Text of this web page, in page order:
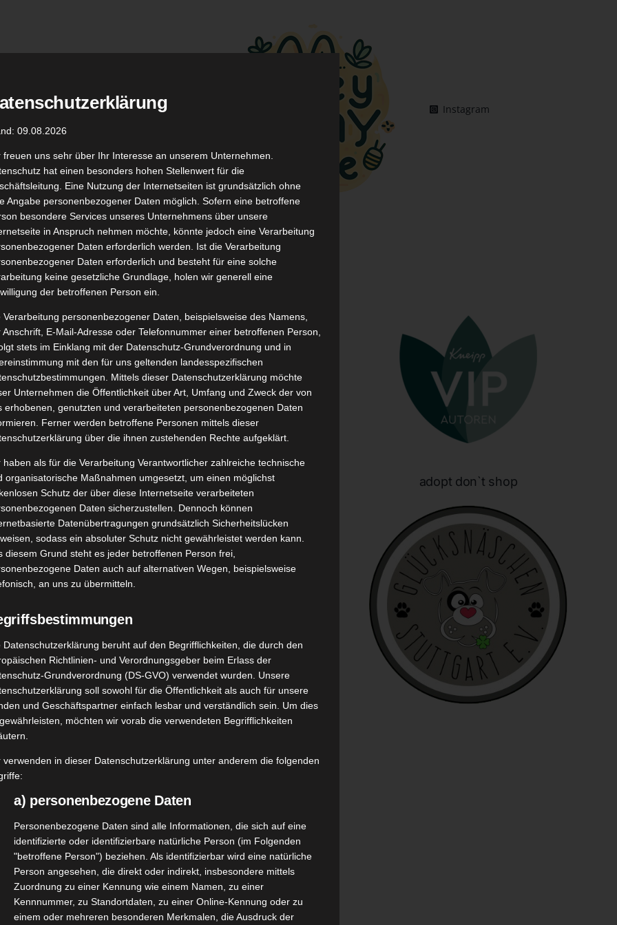
Düfte Coupon Codes Instagram
TikTok YouTube Kontakt
Kneipp Magnesium Gummies
März 4, 2025 | Alltagshelfer,Gesundheit,Kneipp VIP,
Nahrungsergänzung
Produktvorstellungen Vegan Wellness
Weiterlesen
Sommerhanf Demeter Bio CBD-Öl
April 6, 2023 | Beauty ,Bio,CBD,Haut,Pflege,
Produktvorstellungen
Vegan Wellness
Weiterlesen
Nahrungsergänzungsmittel Januar
Januar 7, 2023 Gesundheit,
Produktvorstellungen,Vegan
adopt don`t shop
09.08.2026
freuen uns sehr über Ihr Interesse an unserem Unternehmen.
hat einen besonders hohen Stellenwert für die
Eine Nutzung der Internetseiten ist grundsätzlich ohne
Angabe personenbezogener Daten möglich. Sofern eine betroffene
besondere Services unseres Unternehmens über unsere
in Anspruch nehmen möchte, könnte jedoch eine Verarbeitung
Daten erforderlich werden. Ist die Verarbeitung
Daten erforderlich und besteht für eine solche
keine gesetzliche Grundlage, holen wir generell eine
der betroffenen Person ein.
Verarbeitung personenbezogener Daten, beispielsweise des Namens,
Anschrift, E-Mail-Adresse oder Telefonnummer einer betroffenen Person,
stets im Einklang mit der Datenschutz-Grundverordnung und in
mit den für uns geltenden landesspezifischen
Mittels dieser Datenschutzerklärung möchte
Unternehmen die Öffentlichkeit über Art, Umfang und Zweck der von
erhobenen, genutzten und verarbeiteten personenbezogenen Daten
Ferner werden betroffene Personen mittels dieser
über die ihnen zustehenden Rechte aufgeklärt.
haben als für die Verarbeitung Verantwortlicher zahlreiche technische
organisatorische Maßnahmen umgesetzt, um einen möglichst
Schutz der über diese Internetseite verarbeiteten
Daten sicherzustellen. Dennoch können
Datenübertragungen grundsätzlich Sicherheitslücken
sodass ein absoluter Schutz nicht gewährleistet werden kann.
diesem Grund steht es jeder betroffenen Person frei,
Daten auch auf alternativen Wegen, beispielsweise
an uns zu übermitteln.
Datenschutzerklärung beruht auf den Begrifflichkeiten, die durch den
Richtlinien- und Verordnungsgeber beim Erlass der
Grundverordnung (DS-GVO) verwendet wurden. Unsere
soll sowohl für die Öffentlichkeit als auch für unsere
und Geschäftspartner einfach lesbar und verständlich sein. Um dies
möchten wir vorab die verwendeten Begrifflichkeiten
verwenden in dieser Datenschutzerklärung unter anderem die folgenden
a) personenbezogene Daten
Personenbezogene Daten sind alle Informationen, die sich auf eine
identifizierte oder identifizierbare natürliche Person (im Folgenden
"betroffene Person") beziehen. Als identifizierbar wird eine natürliche
Person angesehen, die direkt oder indirekt, insbesondere mittels
Zuordnung zu einer Kennung wie einem Namen, zu einer
Kennnummer, zu Standortdaten, zu einer Online-Kennung oder zu
einem oder mehreren besonderen Merkmalen, die Ausdruck der